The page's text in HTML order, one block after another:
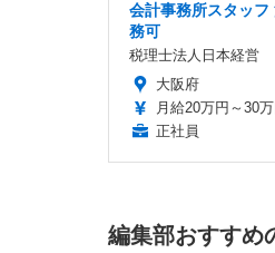
会計事務所スタッ
務可
税理士法人日本経営
大阪府
月給20万円～30万
正社員
編集部おすすめ